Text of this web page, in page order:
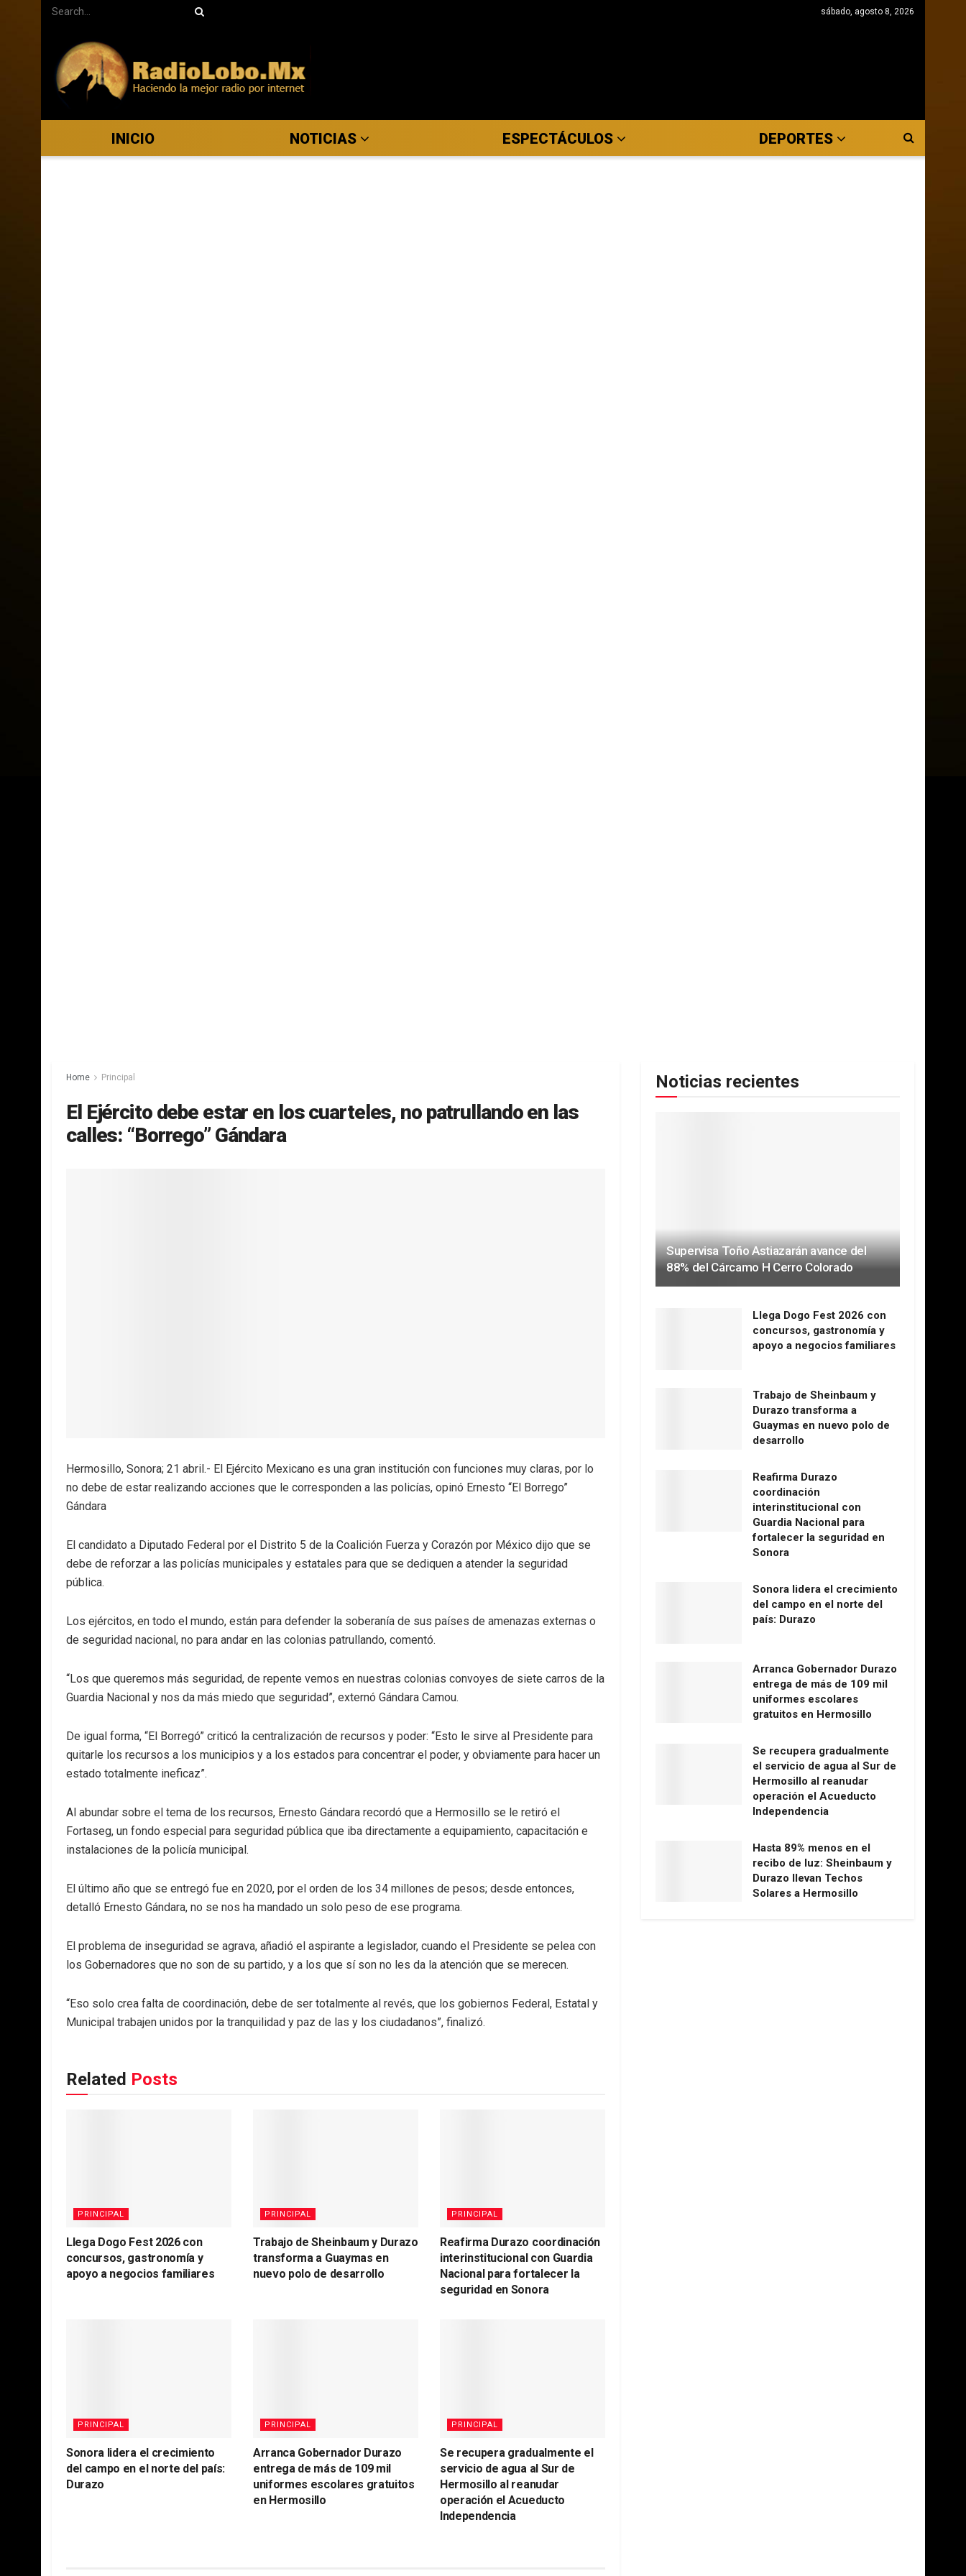
sábado, agosto 8, 2026
INICIO NOTICIAS ESPECTÁCULOS DEPORTES
Home Principal
El Ejército debe estar en los cuarteles, no patrullando en las
calles: “Borrego” Gándara
Hermosillo, Sonora; 21 abril.- El Ejército Mexicano es una gran institución con funciones muy claras, por lo
no debe de estar realizando acciones que le corresponden a las policías, opinó Ernesto “El Borrego”
Gándara
El candidato a Diputado Federal por el Distrito 5 de la Coalición Fuerza y Corazón por México dijo que se
debe de reforzar a las policías municipales y estatales para que se dediquen a atender la seguridad
pública.
Los ejércitos, en todo el mundo, están para defender la soberanía de sus países de amenazas externas o
de seguridad nacional, no para andar en las colonias patrullando, comentó.
“Los que queremos más seguridad, de repente vemos en nuestras colonias convoyes de siete carros de la
Guardia Nacional y nos da más miedo que seguridad”, externó Gándara Camou.
De igual forma, “El Borregó” criticó la centralización de recursos y poder: “Esto le sirve al Presidente para
quitarle los recursos a los municipios y a los estados para concentrar el poder, y obviamente para hacer un
estado totalmente ineficaz”.
Al abundar sobre el tema de los recursos, Ernesto Gándara recordó que a Hermosillo se le retiró el
Fortaseg, un fondo especial para seguridad pública que iba directamente a equipamiento, capacitación e
instalaciones de la policía municipal.
El último año que se entregó fue en 2020, por el orden de los 34 millones de pesos; desde entonces,
detalló Ernesto Gándara, no se nos ha mandado un solo peso de ese programa.
El problema de inseguridad se agrava, añadió el aspirante a legislador, cuando el Presidente se pelea con
los Gobernadores que no son de su partido, y a los que sí son no les da la atención que se merecen.
“Eso solo crea falta de coordinación, debe de ser totalmente al revés, que los gobiernos Federal, Estatal y
Municipal trabajen unidos por la tranquilidad y paz de las y los ciudadanos”, finalizó.
Related Posts
PRINCIPAL
Llega Dogo Fest 2026 con
concursos, gastronomía y
apoyo a negocios familiares
PRINCIPAL
Trabajo de Sheinbaum y Durazo
transforma a Guaymas en
nuevo polo de desarrollo
PRINCIPAL
Reafirma Durazo coordinación
interinstitucional con Guardia
Nacional para fortalecer la
seguridad en Sonora
PRINCIPAL
Sonora lidera el crecimiento
del campo en el norte del país:
Durazo
PRINCIPAL
Arranca Gobernador Durazo
entrega de más de 109 mil
uniformes escolares gratuitos
en Hermosillo
PRINCIPAL
Se recupera gradualmente el
servicio de agua al Sur de
Hermosillo al reanudar
operación el Acueducto
Independencia
Noticias recientes
Supervisa Toño Astiazarán avance del
88% del Cárcamo H Cerro Colorado
Llega Dogo Fest 2026 con
concursos, gastronomía y
apoyo a negocios familiares
Trabajo de Sheinbaum y
Durazo transforma a
Guaymas en nuevo polo de
desarrollo
Reafirma Durazo
coordinación
interinstitucional con
Guardia Nacional para
fortalecer la seguridad en
Sonora
Sonora lidera el crecimiento
del campo en el norte del
país: Durazo
Arranca Gobernador Durazo
entrega de más de 109 mil
uniformes escolares
gratuitos en Hermosillo
Se recupera gradualmente
el servicio de agua al Sur de
Hermosillo al reanudar
operación el Acueducto
Independencia
Hasta 89% menos en el
recibo de luz: Sheinbaum y
Durazo llevan Techos
Solares a Hermosillo